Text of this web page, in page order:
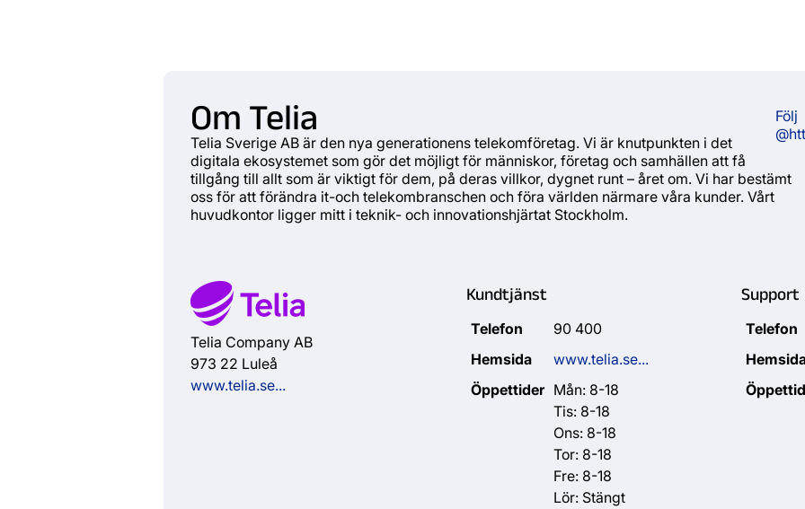
Följ
Om Telia
Telia Sverige AB är den nya generationens telekomföretag. Vi är knutpunkten i det
digitala ekosystemet som gör det möjligt för människor, företag och samhällen att få
tillgång till allt som är viktigt för dem, på deras villkor, dygnet runt – året om. Vi har bestämt
oss för att förändra it-och telekombranschen och föra världen närmare våra kunder. Vårt
huvudkontor ligger mitt i teknik- och innovationshjärtat Stockholm.
Telia Company AB
973 22 Luleå
www.telia.se...
Kundtjänst
Telefon
90 400
Hemsida
www.telia.se...
Öppettider Mån: 8-18
Tis: 8-18
Ons: 8-18
Tor: 8-18
Fre: 8-18
Lör: Stängt
Support
Telefon